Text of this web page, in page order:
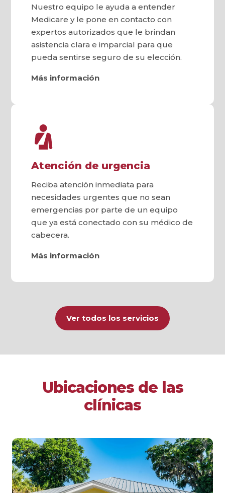
Nuestro equipo le ayuda a entender
Medicare y le pone en contacto con
expertos autorizados que le brindan
asistencia clara e imparcial para que
pueda sentirse seguro de su elección.
Más información
Atención de urgencia
Reciba atención inmediata para
necesidades urgentes que no sean
emergencias por parte de un equipo
que ya está conectado con su médico de
cabecera.
Más información
Ver todos los servicios
Ubicaciones de las
clínicas